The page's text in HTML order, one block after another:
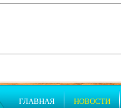
ГЛАВНАЯ НОВОСТИ